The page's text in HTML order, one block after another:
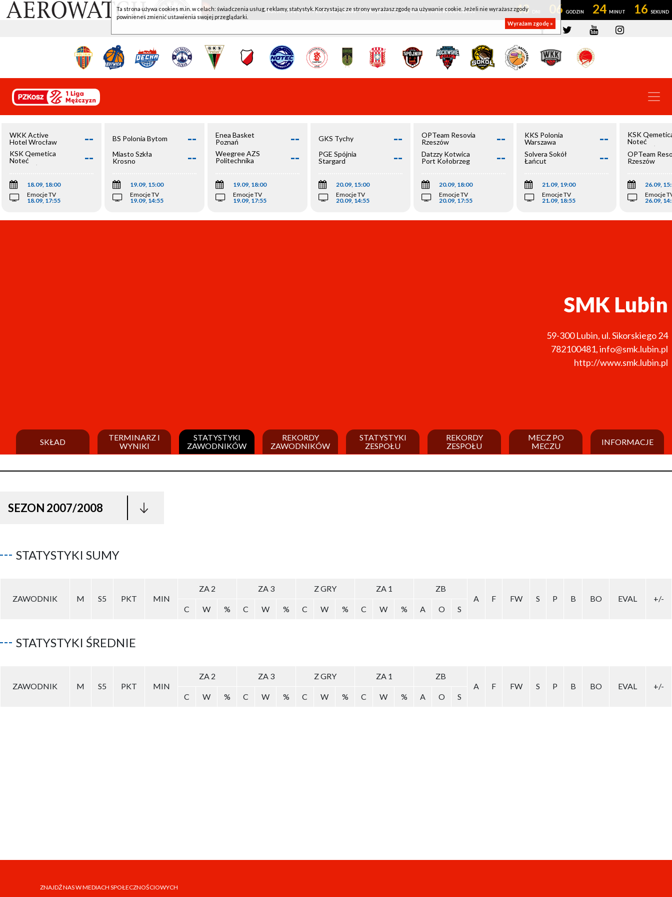
WKK ACTIVE HOTEL WROCŁAW - KSK QEMETICA NOTEĆ INOWROCŁAW 43 06 24 16
WKK Active
Hotel Wrocław
--
KSK Qemetica
Noteć
Inowrocław
--
18.09, 18:00
Emocje TV
18.09, 17:55
BS Polonia Bytom --
Miasto Szkła
Krosno
--
19.09, 15:00
Emocje TV
19.09, 14:55
Enea Basket
Poznań
--
Weegree AZS
Politechnika
--
19.09, 18:00
Emocje TV
19.09, 17:55
GKS Tychy --
PGE Spójnia
Stargard
--
20.09, 15:00
Emocje TV
20.09, 14:55
OPTeam Resovia
Rzeszów
--
Datzzy Kotwica
Port Kołobrzeg
--
20.09, 18:00
Emocje TV
20.09, 17:55
KKS Polonia
Warszawa
--
Solvera Sokół
Łańcut
--
21.09, 19:00
Emocje TV
21.09, 18:55
KSK
Noteć
Inowrocław
OPTeam
Rzeszów
26.09,
Emocje
26.09,
SMK Lubin
59-300 Lubin, ul. Sikorskiego 24
782100481,info@smk.lubin.pl
http://www.smk.lubin.pl
SKŁAD
TERMINARZ I
WYNIKI
STATYSTYKI
ZAWODNIKÓW
REKORDY
ZAWODNIKÓW
STATYSTYKI
ZESPOŁU
REKORDY
ZESPOŁU
MECZ PO
MECZU
INFORMACJE
SEZON 2007/2008
STATYSTYKI SUMY
ZAWODNIK M S5 PKT MIN
ZA 2 ZA 3 Z GRY ZA 1
ZB
A
F FW S P B BO EVAL
+/-
C
W % C W % C W % C W % A O S
STATYSTYKI ŚREDNIE
ZAWODNIK M S5 PKT MIN
ZA 2 ZA 3 Z GRY ZA 1
ZB
A
F FW S P B BO EVAL
+/-
C
W % C W % C W % C W % A O S
ZNAJDŹ NAS W MEDIACH SPOŁECZNOŚCIOWYCH
Ta strona używa cookies m.in. w celach: świadczenia usług, reklamy, statystyk. Korzystając ze strony wyrażasz zgodę na używanie cookie. Jeżeli nie wyrażasz zgody
powinieneś zmienić ustawienia swojej przeglądarki.
Wyrażam zgodę »